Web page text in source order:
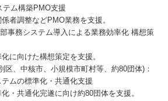
テム構築PMO支援
者調整などPMO業務を支援。
事務システム導入による業務効率化 構想策
に向けた構想策定を支援。
区、中核市、小規模市町村等、約80団体)：
ムの標準化・共通化支援
・共通化完遂に向け約80団体を支援。